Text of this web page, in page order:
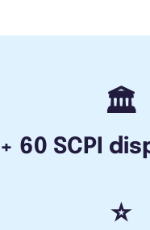
🏛️
+ 60 SCPI
⭐